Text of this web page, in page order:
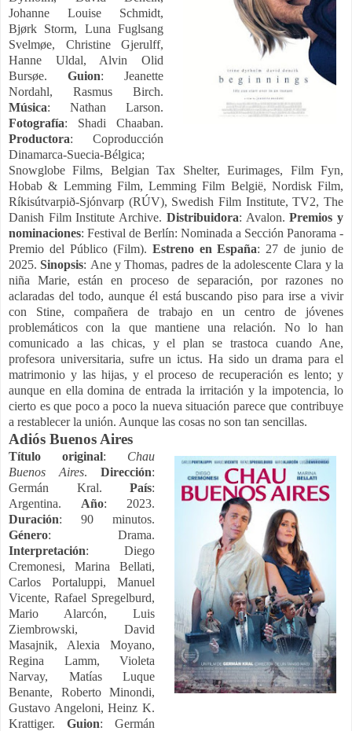
Johanne Louise Schmidt,
Bjørk Storm, Luna Fuglsang
Svelmøe, Christine Gjerulff,
Hanne Uldal, Alvin Olid
Bursøe.Guion: Jeanette
Nordahl, Rasmus Birch.
Música: Nathan Larson.
Fotografía: Shadi Chaaban.
Productora: Coproducción
Dinamarca-Suecia-Bélgica;
Snowglobe Films, Belgian Tax Shelter, Eurimages, Film Fyn,
Hobab & Lemming Film, Lemming Film België, Nordisk Film,
Ríkisútvarpið-Sjónvarp (RÚV), Swedish Film Institute, TV2, The
Danish Film Institute Archive. Distribuidora: Avalon.Premios y
nominaciones: Festival de Berlín: Nominada a Sección Panorama -
Premio del Público (Film). Estreno en España: 27 de junio de
2025.Sinopsis: Ane y Thomas, padres de la adolescente Clara y la
niña Marie, están en proceso de separación, por razones no
aclaradas del todo, aunque él está buscando piso para irse a vivir
con Stine, compañera de trabajo en un centro de jóvenes
problemáticos con la que mantiene una relación. No lo han
comunicado a las chicas, y el plan se trastoca cuando Ane,
profesora universitaria, sufre un ictus. Ha sido un drama para el
matrimonio y las hijas, y el proceso de recuperación es lento; y
aunque en ella domina de entrada la irritación y la impotencia, lo
cierto es que poco a poco la nueva situación parece que contribuye
a restablecer la unión. Aunque las cosas no son tan sencillas.
Adiós Buenos Aires
Título original: Chau
Buenos Aires.Dirección:
Germán Kral.País:
Argentina. Año: 2023.
Duración: 90 minutos.
Género: Drama.
Interpretación: Diego
Cremonesi, Marina Bellati,
Carlos Portaluppi, Manuel
Vicente, Rafael Spregelburd,
Mario Alarcón, Luis
Ziembrowski, David
Masajnik, Alexia Moyano,
Regina Lamm, Violeta
Narvay, Matías Luque
Benante, Roberto Minondi,
Gustavo Angeloni, Heinz K.
Krattiger.Guion: Germán